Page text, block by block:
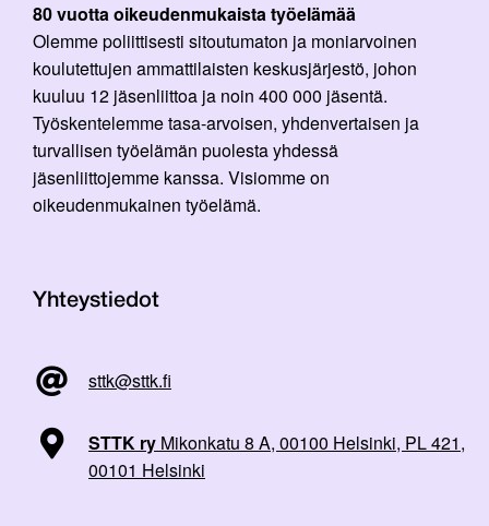
80 vuotta oikeudenmukaista työelämää
Olemme poliittisesti sitoutumaton ja moniarvoinen
koulutettujen ammattilaisten keskusjärjestö, johon
kuuluu 12 jäsenliittoa ja noin 400 000 jäsentä.
Työskentelemme tasa-arvoisen, yhdenvertaisen ja
turvallisen työelämän puolesta yhdessä
jäsenliittojemme kanssa. Visiomme on
oikeudenmukainen työelämä.
Yhteystiedot
sttk@sttk.fi
STTK ry Mikonkatu 8 A, 00100 Helsinki, PL 421,
00101 Helsinki